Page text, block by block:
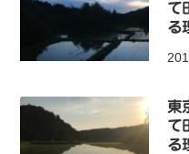
て
る
東
て
る